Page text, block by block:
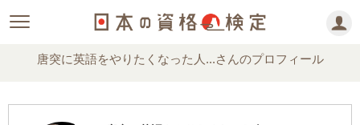
唐突に英語をやりたくなった人...さんのプロフィール